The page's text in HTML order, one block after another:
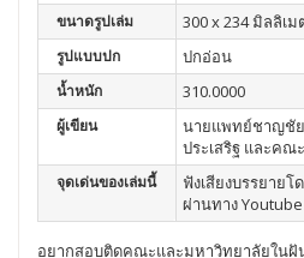
ขนาดรูปเล่ม 300 x 234 มิลลิเม
รูปแบบปก ปกอ่อน
น้ำหนัก 310.0000
ผู้เขียน
นายแพทย์ชาญชัย
ประเสริฐ และคณะ
จุดเด่นของเล่มนี้
ฟังเสียงบรรยาย
ผ่านทาง
อยากสอบติดคณะและมหาวิทยาลัยในฝั